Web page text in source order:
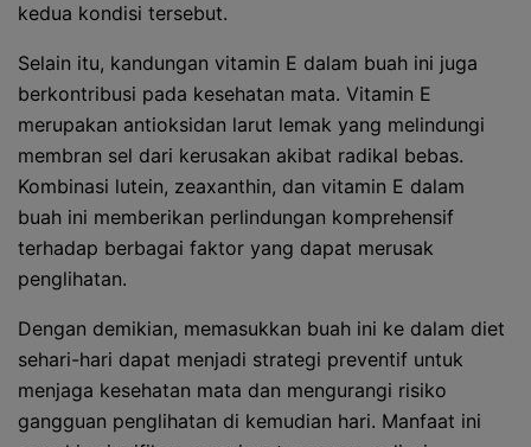
kedua kondisi tersebut.
Selain itu, kandungan vitamin E dalam buah ini juga
berkontribusi pada kesehatan mata. Vitamin E
merupakan antioksidan larut lemak yang melindungi
membran sel dari kerusakan akibat radikal bebas.
Kombinasi lutein, zeaxanthin, dan vitamin E dalam
buah ini memberikan perlindungan komprehensif
terhadap berbagai faktor yang dapat merusak
penglihatan.
Dengan demikian, memasukkan buah ini ke dalam diet
sehari-hari dapat menjadi strategi preventif untuk
menjaga kesehatan mata dan mengurangi risiko
gangguan penglihatan di kemudian hari. Manfaat ini